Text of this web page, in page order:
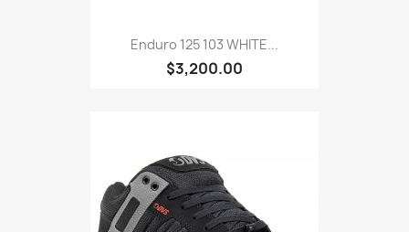
Enduro 125 103 WHITE...
$3,200.00